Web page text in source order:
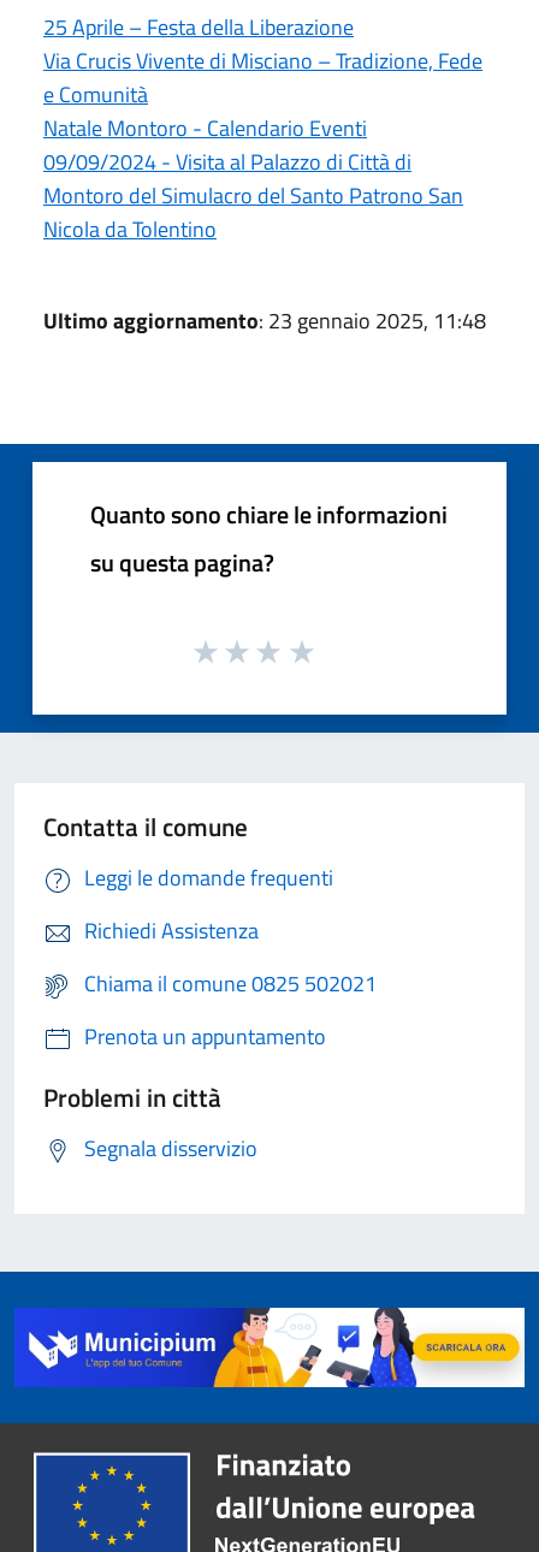
25 Aprile – Festa della Liberazione
Via Crucis Vivente di Misciano – Tradizione, Fede
e Comunità
Natale Montoro - Calendario Eventi
09/09/2024 - Visita al Palazzo di Città di
Montoro del Simulacro del Santo Patrono San
Nicola da Tolentino
Ultimo aggiornamento: 23 gennaio 2025, 11:48
Quanto sono chiare le informazioni
su questa pagina?
Contatta il comune
Leggi le domande frequenti
Richiedi Assistenza
Chiama il comune 0825 502021
Prenota un appuntamento
Problemi in città
Segnala disservizio